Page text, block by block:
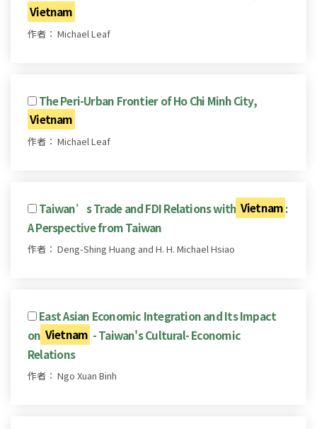
Vietnam
作者： Michael Leaf
The Peri-Urban Frontier of Ho Chi Minh City,
Vietnam
作者： Michael Leaf
Taiwan’s Trade and FDI Relations with Vietnam:
A Perspective from Taiwan
作者： Deng-Shing Huang and H. H. Michael Hsiao
East Asian Economic Integration and Its Impact
on Vietnam - Taiwan's Cultural- Economic
Relations
作者： Ngo Xuan Binh